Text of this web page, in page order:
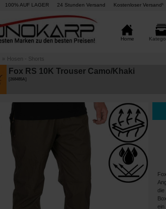
100% AUF LAGER 24 Stunden Versand Kostenloser Versand¹
Home
» Hosen - Shorts
Fox RS 10K Trouser Camo/Khaki
268485A]
die
ein